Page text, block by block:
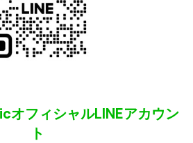
フィシャルLINEアカウン
ト